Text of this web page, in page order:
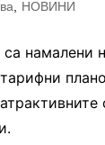
НОВИНИ
намалени